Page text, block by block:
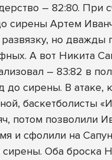
– 82:80. При
сирены Артем
но дважды
А вот Никита
– 83:82 в
до сирены. В атаке,
баскетболисты
потом позволили
и сфолили на
сирены. Оба броска